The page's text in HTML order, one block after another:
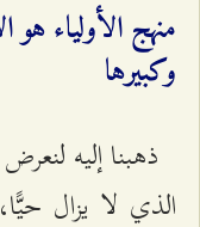
منهج الأولياء هو
وكبيرها
ذهبنا إليه
الذي لا يزال